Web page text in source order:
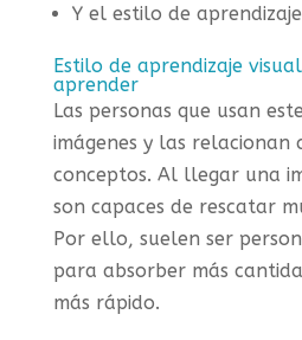
Y el estilo de
Estilo de aprendizaje
aprender
Las personas que usan
imágenes y las relacionan
conceptos. Al llegar una
son capaces de rescatar
Por ello, suelen ser
para absorber más
más rápido.